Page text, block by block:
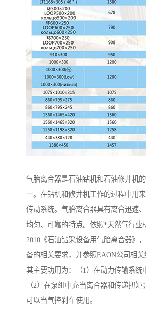
气胎离合器是石油钻机和石油修井机
一。在钻机和修井机工作的过程中用
传动系统。气胎离合器具有离合迅速
均匀、可靠的特点。依照*天然气行业
2010《石油钻采设备用气胎离合器》
备的相关要求，并参照EAON公司相关
其主要功用为：（1）在动力传输系统
（2）在泵组中充当离合器和传递扭矩
可以当气控刹车使用。